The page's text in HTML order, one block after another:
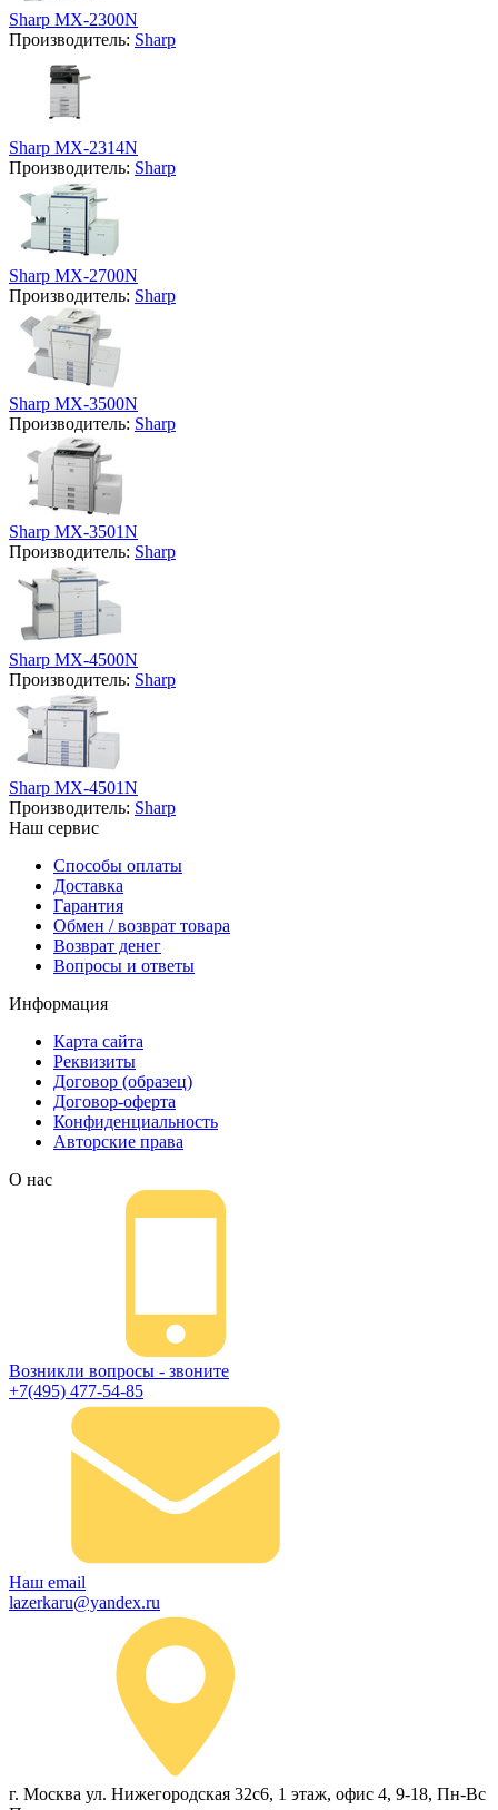
Sharp MX-2300N
Производитель: Sharp
Sharp MX-2314N
Производитель: Sharp
Sharp MX-2700N
Производитель: Sharp
Sharp MX-3500N
Производитель: Sharp
Sharp MX-3501N
Производитель: Sharp
Sharp MX-4500N
Производитель: Sharp
Sharp MX-4501N
Производитель: Sharp
Наш сервис
Способы оплаты
Доставка
Гарантия
Обмен / возврат товара
Возврат денег
Вопросы и ответы
Информация
Карта сайта
Реквизиты
Договор (образец)
Договор-оферта
Конфиденциальность
Авторские права
О нас
Возникли вопросы - звоните
+7(495) 477-54-85
Наш email
lazerkaru@yandex.ru
г. Москва ул. Нижегородская 32с6, 1 этаж, офис 4, 9-18, Пн-Вс